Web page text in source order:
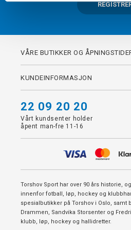
VÅRE BUTIKKER OG
KUNDEINFORMASJON
22 09 20 20
Vårt kundsenter holder
åpent man-fre 11-16
Torshov Sport har over 90 års historie,
innenfor fotball, løp, hockey og
spesialbutikker på Torshov i Oslo, samt
Drammen, Sandvika Storsenter og
klubb, løp, hockey og hallidretter.